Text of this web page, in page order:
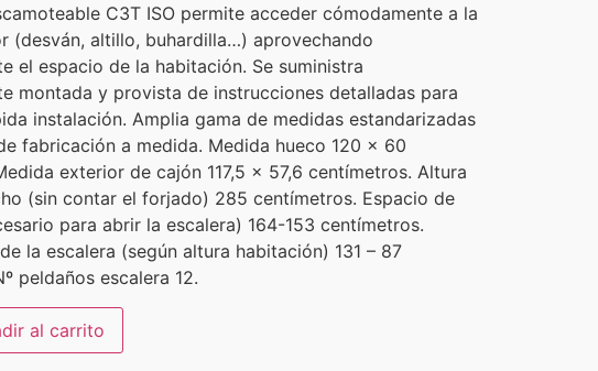
C3T ISO permite acceder cómodamente a la
(desván, altillo, buhardilla…) aprovechando
el espacio de la habitación. Se suministra
montada y provista de instrucciones detalladas para
instalación. Amplia gama de medidas estandarizadas
fabricación a medida. Medida hueco 120 x 60
exterior de cajón 117,5 x 57,6 centímetros. Altura
(sin contar el forjado) 285 centímetros. Espacio de
para abrir la escalera) 164-153 centímetros.
la escalera (según altura habitación) 131 – 87
peldaños escalera 12.
al carrito